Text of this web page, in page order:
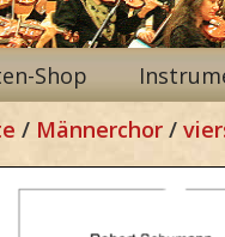
Shop
/ Männerchor /